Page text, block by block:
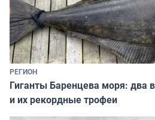
РЕГИОН
Гиганты Баренцева моря: два
и их рекордные трофеи